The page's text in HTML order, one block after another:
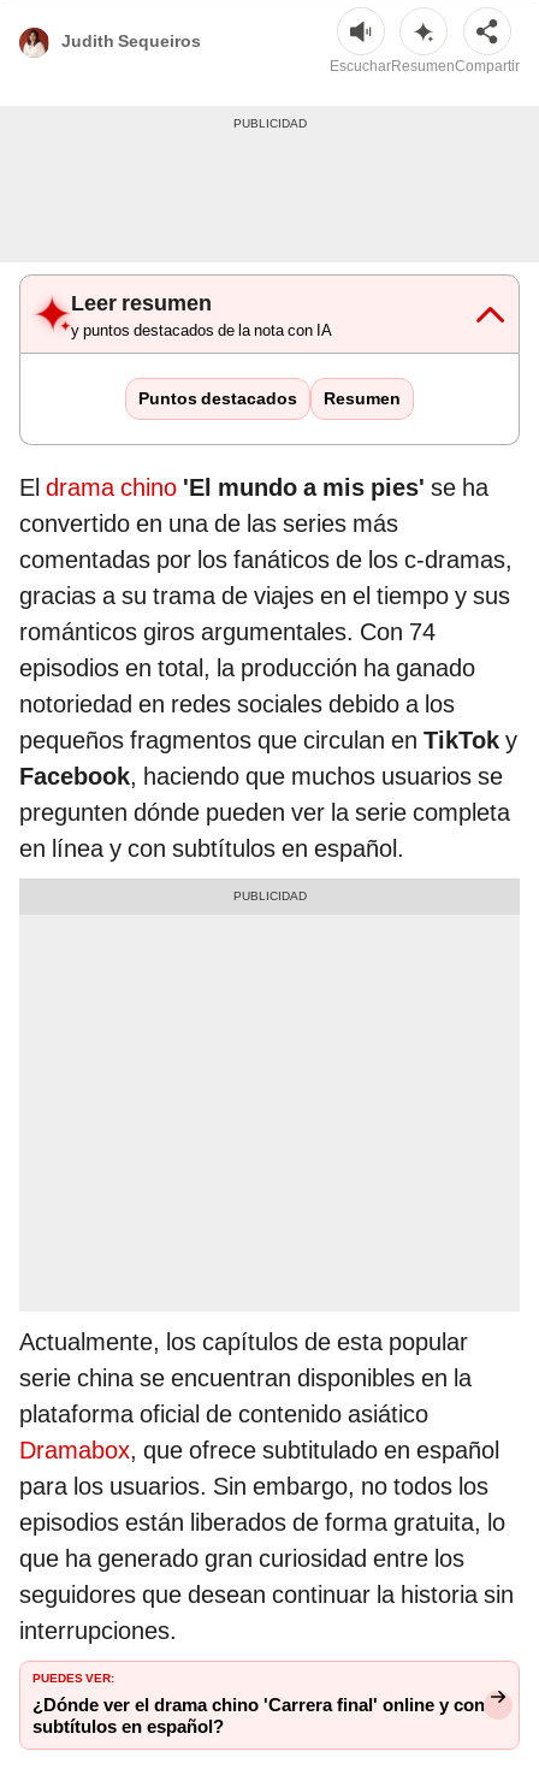
Judith Sequeiros
EscucharResumenCompartir
Leer resumen
y puntos destacados de la nota con IA
Puntos destacados Resumen
El drama chino 'El mundo a mis pies' se ha
convertido en una de las series más
comentadas por los fanáticos de los c-dramas,
gracias a su trama de viajes en el tiempo y sus
románticos giros argumentales. Con 74
episodios en total, la producción ha ganado
notoriedad en redes sociales debido a los
pequeños fragmentos que circulan en TikTok y
Facebook, haciendo que muchos usuarios se
pregunten dónde pueden ver la serie completa
en línea y con subtítulos en español.
Actualmente, los capítulos de esta popular
serie china se encuentran disponibles en la
plataforma oficial de contenido asiático
Dramabox, que ofrece subtitulado en español
para los usuarios. Sin embargo, no todos los
episodios están liberados de forma gratuita, lo
que ha generado gran curiosidad entre los
seguidores que desean continuar la historia sin
interrupciones.
PUEDES VER:
¿Dónde ver el drama chino 'Carrera final' online y con
subtítulos en español?